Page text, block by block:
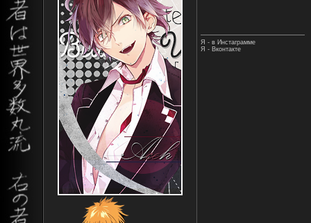
Я - в Инстаграмме
Я - Вконтакте